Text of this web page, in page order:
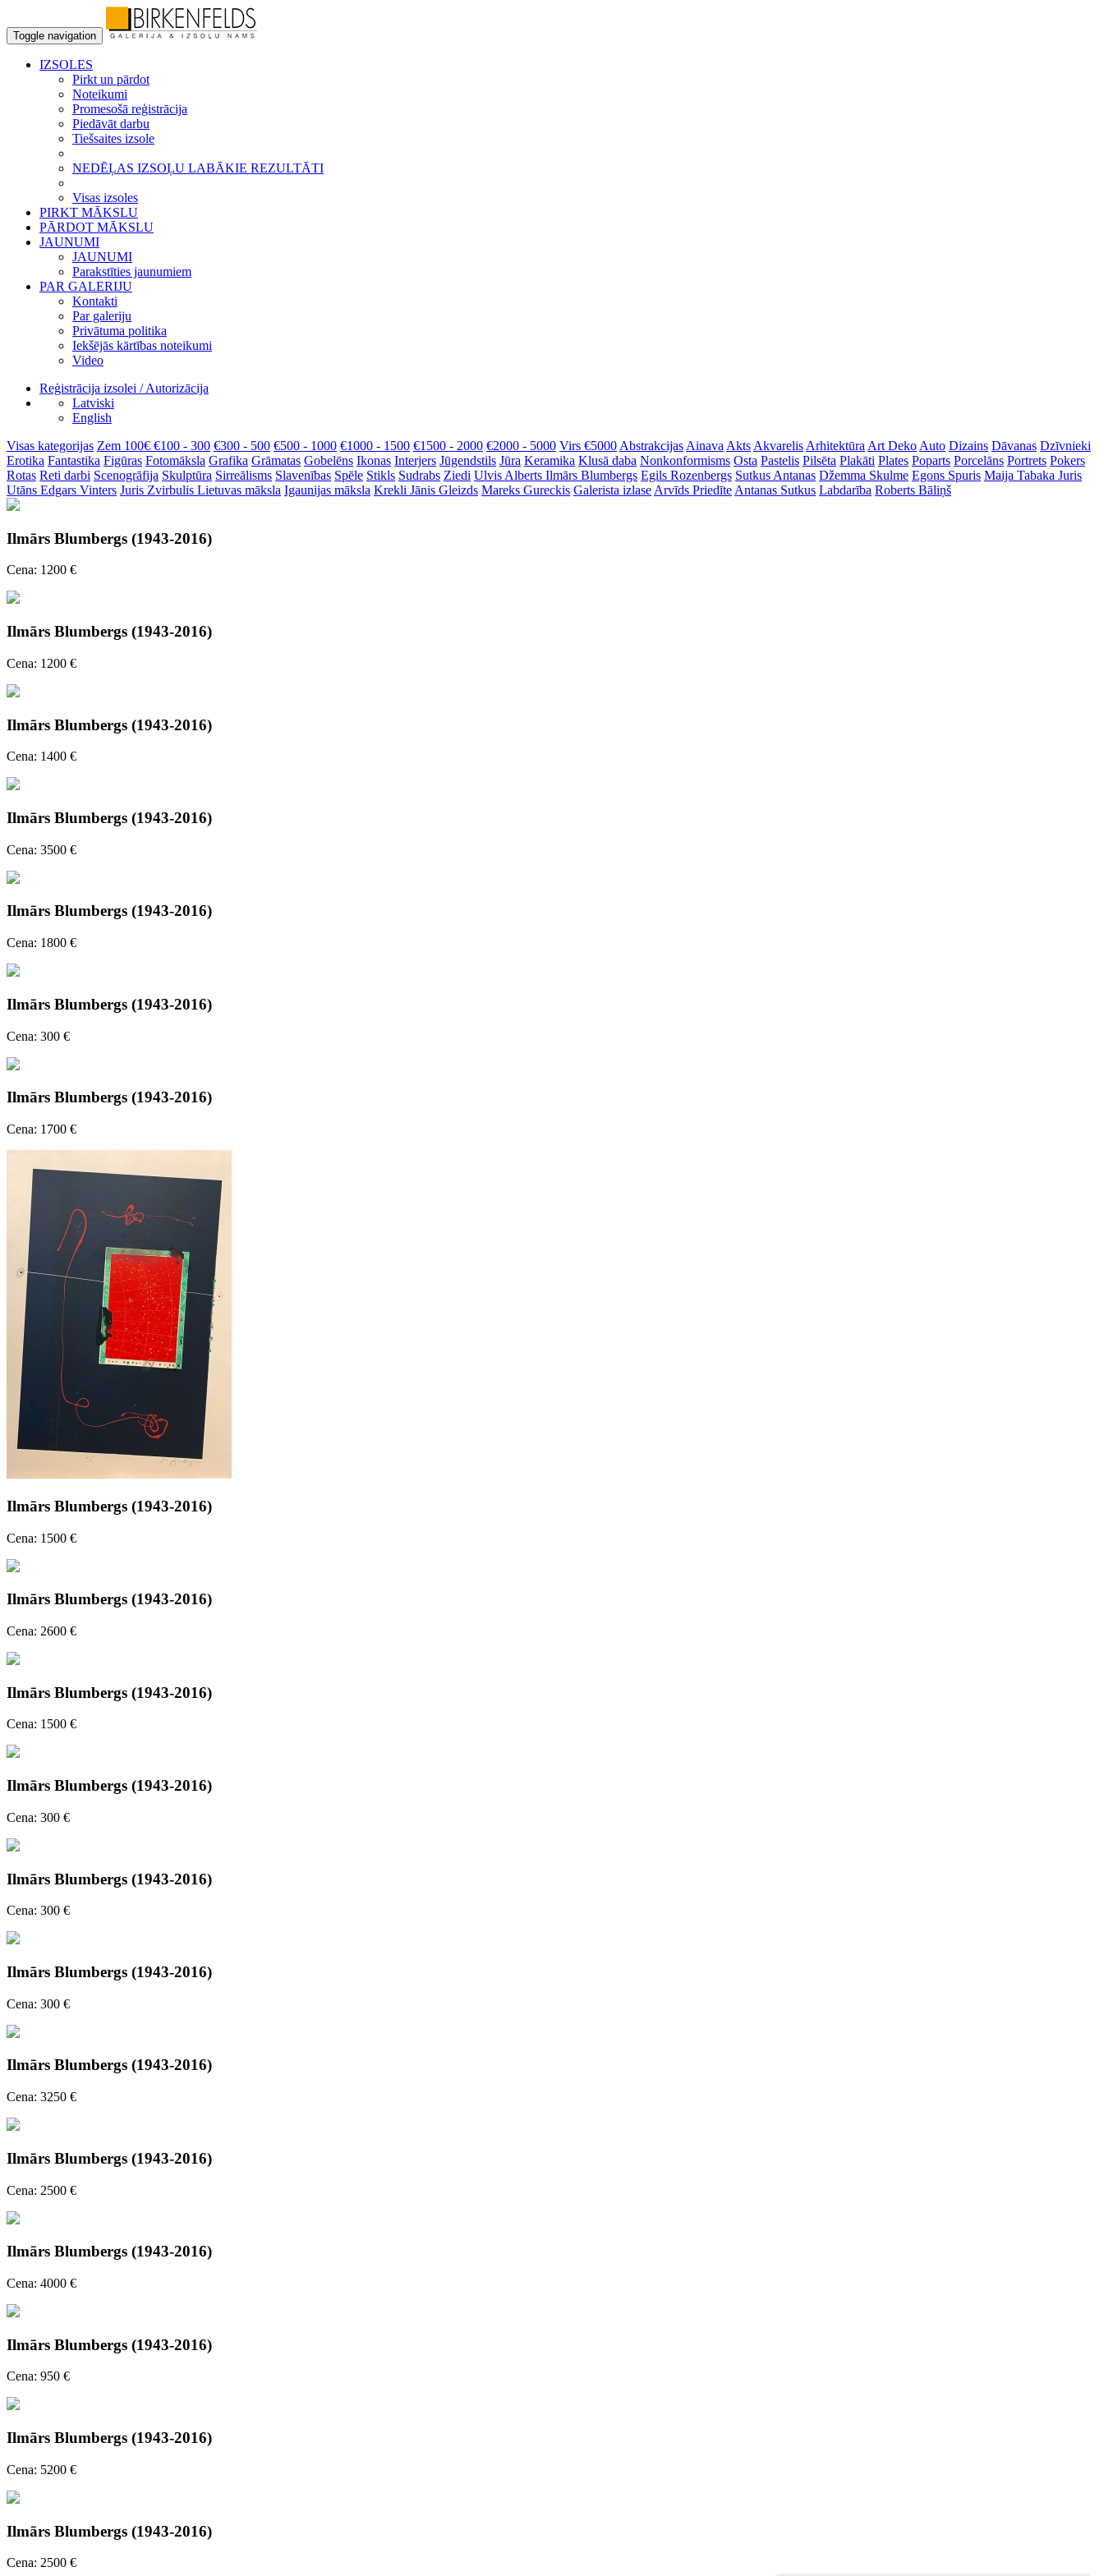
Toggle navigation
IZSOLES
Pirkt un pārdot
Noteikumi
Promesošā reģistrācija
Piedāvāt darbu
Tiešsaites izsole
NEDĒĻAS IZSOĻU LABĀKIE REZULTĀTI
Visas izsoles
PIRKT MĀKSLU
PĀRDOT MĀKSLU
JAUNUMI
JAUNUMI
Parakstīties jaunumiem
PAR GALERIJU
Kontakti
Par galeriju
Privātuma politika
Iekšējās kārtības noteikumi
Video
Reģistrācija izsolei / Autorizācija
Latviski
English
Visas kategorijas Zem 100€ €100 - 300 €300 - 500 €500 - 1000 €1000 - 1500 €1500 - 2000 €2000 - 5000 Virs €5000 Abstrakcijas Ainava Akts Akvarelis Arhitektūra Art Deko Auto Dizains Dāvanas Dzīvnieki
Erotika Fantastika Figūras Fotomāksla Grafika Grāmatas Gobelēns Ikonas Interjers Jūgendstils Jūra Keramika Klusā daba Nonkonformisms Osta Pastelis Pilsēta Plakāti Plates Poparts Porcelāns Portrets Pokers
Rotas Reti darbi Scenogrāfija Skulptūra Sirreālisms Slavenības Spēle Stikls Sudrabs Ziedi Ulvis Alberts Ilmārs Blumbergs Egils Rozenbergs Sutkus Antanas Džemma Skulme Egons Spuris Maija Tabaka Juris
Utāns Edgars Vinters Juris Zvirbulis Lietuvas māksla Igaunijas māksla Krekli Jānis Gleizds Mareks Gureckis Galerista izlase Arvīds Priedīte Antanas Sutkus Labdarība Roberts Bāliņš
Ilmārs Blumbergs (1943-2016)
Cena: 1200 €
Ilmārs Blumbergs (1943-2016)
Cena: 1200 €
Ilmārs Blumbergs (1943-2016)
Cena: 1400 €
Ilmārs Blumbergs (1943-2016)
Cena: 3500 €
Ilmārs Blumbergs (1943-2016)
Cena: 1800 €
Ilmārs Blumbergs (1943-2016)
Cena: 300 €
Ilmārs Blumbergs (1943-2016)
Cena: 1700 €
Ilmārs Blumbergs (1943-2016)
Cena: 1500 €
Ilmārs Blumbergs (1943-2016)
Cena: 2600 €
Ilmārs Blumbergs (1943-2016)
Cena: 1500 €
Ilmārs Blumbergs (1943-2016)
Cena: 300 €
Ilmārs Blumbergs (1943-2016)
Cena: 300 €
Ilmārs Blumbergs (1943-2016)
Cena: 300 €
Ilmārs Blumbergs (1943-2016)
Cena: 3250 €
Ilmārs Blumbergs (1943-2016)
Cena: 2500 €
Ilmārs Blumbergs (1943-2016)
Cena: 4000 €
Ilmārs Blumbergs (1943-2016)
Cena: 950 €
Ilmārs Blumbergs (1943-2016)
Cena: 5200 €
Ilmārs Blumbergs (1943-2016)
Cena: 2500 €